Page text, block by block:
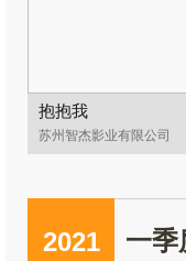
抱抱我
苏州智杰影业有限公司
2021 一季